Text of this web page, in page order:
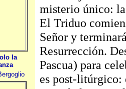
la
misterio único:
El Triduo
Señor y
Resurrección.
Pascua) para
es post-litúrgico: